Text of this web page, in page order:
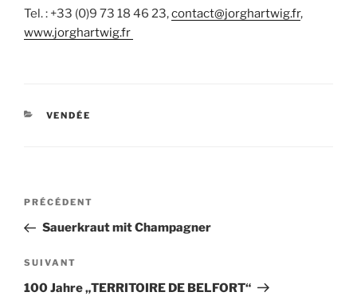
Tel. : +33 (0)9 73 18 46 23,contact@jorghartwig.fr,
www.jorghartwig.fr
CATÉGORIES
VENDÉE
Navigation
l’article
Article
précédent
PRÉCÉDENT
Sauerkraut mit Champagner
Article
suivant
SUIVANT
100 Jahre „TERRITOIRE DE BELFORT“